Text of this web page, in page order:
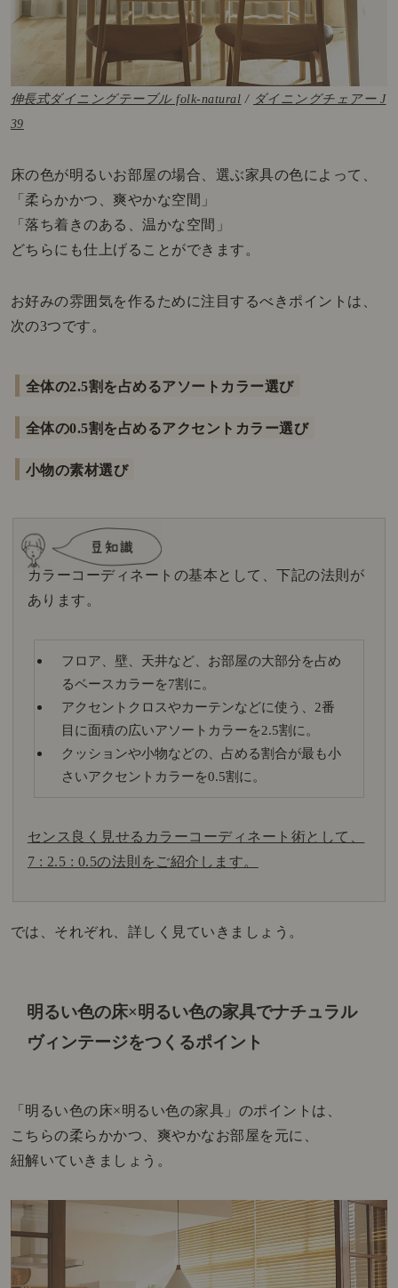
伸長式ダイニングテーブル folk-natural / ダイニングチェアー J
39
床の色が明るいお部屋の場合、選ぶ家具の色によって、
「柔らかかつ、爽やかな空間」
「落ち着きのある、温かな空間」
どちらにも仕上げることができます。
お好みの雰囲気を作るために注目するべきポイントは、
次の3つです。
全体の2.5割を占めるアソートカラー選び
全体の0.5割を占めるアクセントカラー選び
小物の素材選び
カラーコーディネートの基本として、下記の法則が
あります。
フロア、壁、天井など、お部屋の大部分を占め
るベースカラーを7割に。
アクセントクロスやカーテンなどに使う、2番
目に面積の広いアソートカラーを2.5割に。
クッションや小物などの、占める割合が最も小
さいアクセントカラーを0.5割に。
センス良く見せるカラーコーディネート術として、
7 : 2.5 : 0.5の法則をご紹介します。
では、それぞれ、詳しく見ていきましょう。
明るい色の床×明るい色の家具でナチュラル
ヴィンテージをつくるポイント
「明るい色の床×明るい色の家具」のポイントは、
こちらの柔らかかつ、爽やかなお部屋を元に、
紐解いていきましょう。